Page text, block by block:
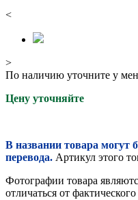
<
>
По наличию уточните у
Цену уточняйте
В названии товара могут
перевода. Артикул этого
Фотографии товара
отличаться от